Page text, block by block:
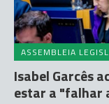
ASSEMBLEIA
Isabel Garcês
estar a "falhar